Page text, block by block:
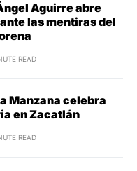
Aguirre abre
las mentiras del
READ
Manzana celebra
en Zacatlán
READ